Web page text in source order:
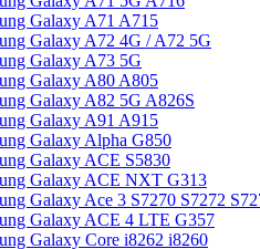
Galaxy A71 A715
Galaxy A72 4G / A72 5G
Galaxy A73 5G
Galaxy A80 A805
Galaxy A82 5G A826S
Galaxy A91 A915
Galaxy Alpha G850
Galaxy ACE S5830
Galaxy ACE NXT G313
Galaxy Ace 3 S7270 S7272
Galaxy ACE 4 LTE G357
Galaxy Core i8262 i8260